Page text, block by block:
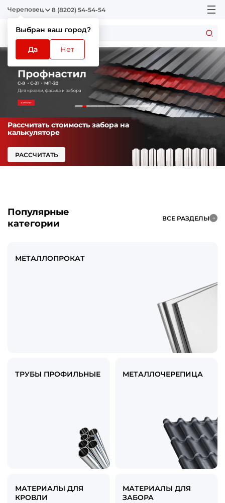
Череповец
Выбран ваш город?
Да Нет
8 (8202) 54-54-54
Рассчитать стоимость забора на
калькуляторе
РАССЧИТАТЬ
Популярные
категории
ВСЕ РАЗДЕЛЫ
МЕТАЛЛОПРОКАТ
ТРУБЫ ПРОФИЛЬНЫЕ МЕТАЛЛОЧЕРЕПИЦА
МАТЕРИАЛЫ ДЛЯ
КРОВЛИ
МАТЕРИАЛЫ ДЛЯ
ЗАБОРА